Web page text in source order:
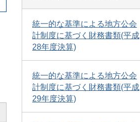
統一的な基準による地方公会
計制度に基づく財務書類(平成
28年度決算)
統一的な基準による地方公会
計制度に基づく財務書類(平成
29年度決算)